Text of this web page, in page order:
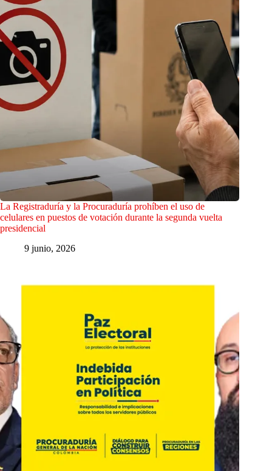
La Registraduría y la Procuraduría prohíben el uso de
celulares en puestos de votación durante la segunda vuelta
presidencial
9 junio, 2026